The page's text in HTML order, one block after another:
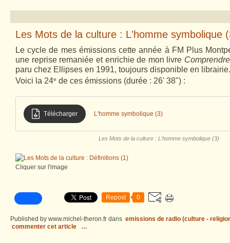
Les Mots de la culture : L'homme symbolique
Le cycle de mes émissions cette année à FM Plus
une reprise remaniée et enrichie de mon livre
paru chez Ellipses en 1991, toujours disponible en librairie.
Voici la 24e de ces émissions (durée : 26' 38") :
Télécharger L'homme symbolique (3)
Les Mots de la culture : L'homme symbolique (3)
Cliquer sur l'image
Repost 0
Published by www.michel-theron.fr dans emissions de radio (culture -
commenter cet article
…